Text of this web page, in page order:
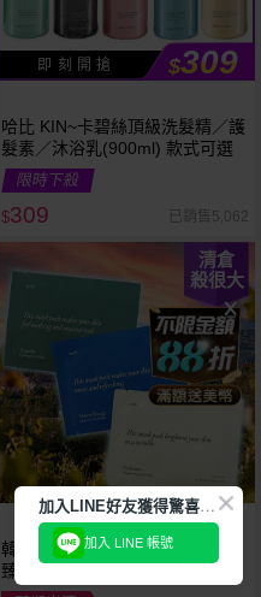
即 刻 開 搶 $309
哈比 KIN~卡碧絲頂級洗髮精／護
髮素／沐浴乳(900ml) 款式可選
限時下殺
$309 已銷售5,062
清倉
殺很大
韓國 aroh 艾洛~海洋水活保濕／
臻護提亮／積雪草清爽面膜(單片
25ml) 款式可選
加
入LINE好友獲得驚喜折扣!
加入 LINE 帳號